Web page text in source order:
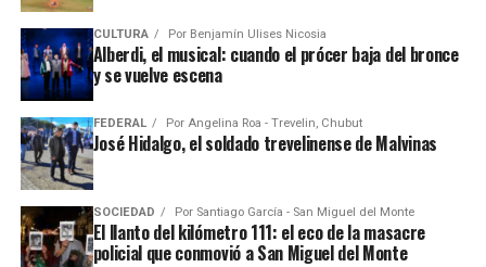
CULTURA Por Benjamín Ulises Nicosia
Alberdi, el musical: cuando el prócer baja del bronce
y se vuelve escena
FEDERAL Por Angelina Roa - Trevelin, Chubut
José Hidalgo, el soldado trevelinense de Malvinas
SOCIEDAD Por Santiago García - San Miguel del Monte
El llanto del kilómetro 111: el eco de la masacre
policial que conmovió a San Miguel del Monte